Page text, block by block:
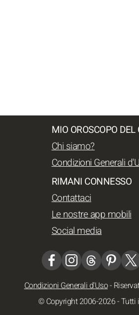
MIO OROSCOPO DEL
Chi siamo?
Condizioni Generali
RIMANI CONNESSO
Contattaci
Le nostre app mobili
Social media
Condizioni Generali d'Uso-
© Copyright 2006-2026 - Tutti